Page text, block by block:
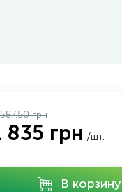
грн
835 грн /шт.
В корзину